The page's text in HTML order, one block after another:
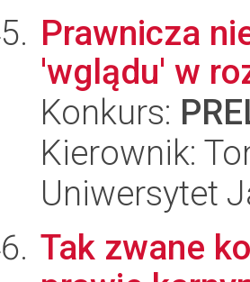
Prawnicza
'wglądu' w
Konkurs:
Kierownik:
Uniwersytet
Tak zwane